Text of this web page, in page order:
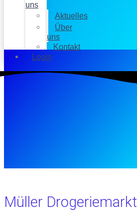
uns
Aktuelles
Über
uns
Kontakt
Login
Müller Drogeriemarkt